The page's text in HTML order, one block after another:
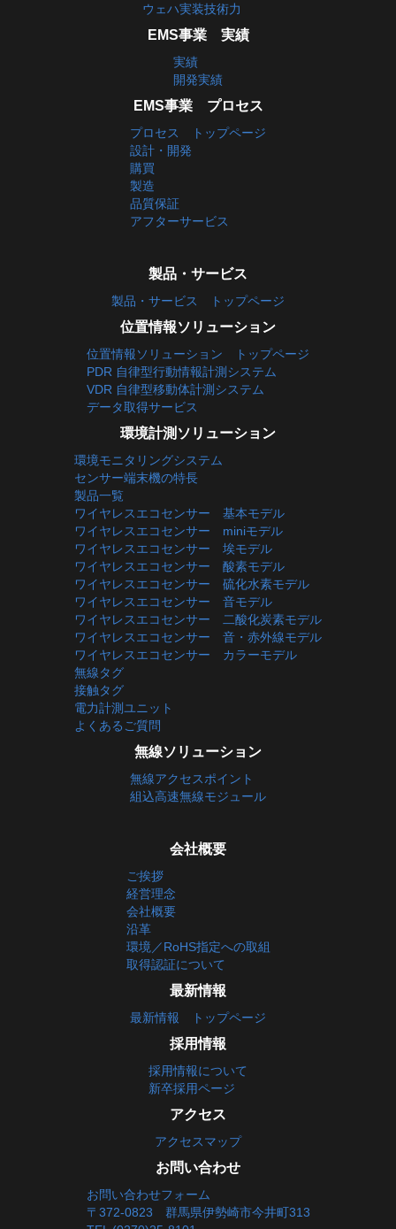
ウェハ実装技術力
EMS事業 実績
実績
開発実績
EMS事業 プロセス
プロセス トップページ
設計・開発
購買
製造
品質保証
アフターサービス
製品・サービス
製品・サービス トップページ
位置情報ソリューション
位置情報ソリューション トップページ
PDR 自律型行動情報計測システム
VDR 自律型移動体計測システム
データ取得サービス
環境計測ソリューション
環境モニタリングシステム
センサー端末機の特長
製品一覧
ワイヤレスエコセンサー 基本モデル
ワイヤレスエコセンサー miniモデル
ワイヤレスエコセンサー 埃モデル
ワイヤレスエコセンサー 酸素モデル
ワイヤレスエコセンサー 硫化水素モデル
ワイヤレスエコセンサー 音モデル
ワイヤレスエコセンサー 二酸化炭素モデル
ワイヤレスエコセンサー 音・赤外線モデル
ワイヤレスエコセンサー カラーモデル
無線タグ
接触タグ
電力計測ユニット
よくあるご質問
無線ソリューション
無線アクセスポイント
組込高速無線モジュール
会社概要
ご挨拶
経営理念
会社概要
沿革
環境／RoHS指定への取組
取得認証について
最新情報
最新情報 トップページ
採用情報
採用情報について
新卒採用ページ
アクセス
アクセスマップ
お問い合わせ
お問い合わせフォーム
〒372-0823 群馬県伊勢崎市今井町313